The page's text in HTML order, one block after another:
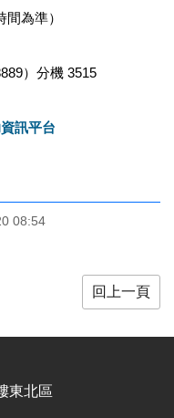
間為準）
）分機 3515
訊平台
08:54
回上一頁
東北區